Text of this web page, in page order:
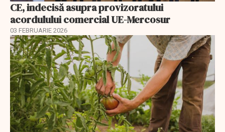
CE, indecisă asupra provizoratului
acordulului comercial UE-Mercosur
03 FEBRUARIE 2026